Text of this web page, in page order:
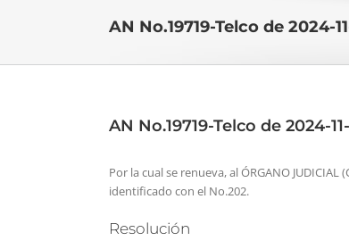
AN No.19719-Telco de 2024-
AN No.19719-Telco de 2024-
Por la cual se renueva, al ÓRGANO
identificado con el No.202.
Resolución